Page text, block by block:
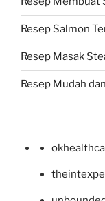
Resep Salmon
Resep Masak
Resep Mudah